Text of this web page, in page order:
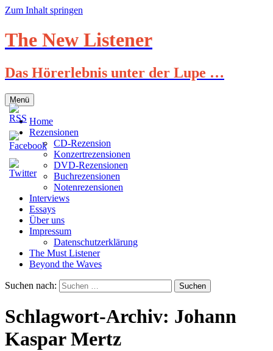
Zum Inhalt springen
The New Listener
Das Hörerlebnis unter der Lupe …
Menü
Home
Rezensionen
CD-Rezension
Konzertrezensionen
DVD-Rezensionen
Buchrezensionen
Notenrezensionen
Interviews
Essays
Über uns
Impressum
Datenschutzerklärung
The Must Listener
Beyond the Waves
Suchen nach:
Schlagwort-Archiv: Johann
Kaspar Mertz